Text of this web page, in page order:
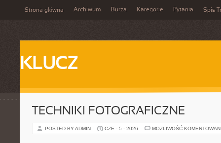
Strona główna Archiwum Burza Kategorie Pytania Spis
KLUCZ
TECHNIKI FOTOGRAFICZNE
POSTED BY ADMIN CZE - 5 - 2026 MOŻLIWOŚĆ